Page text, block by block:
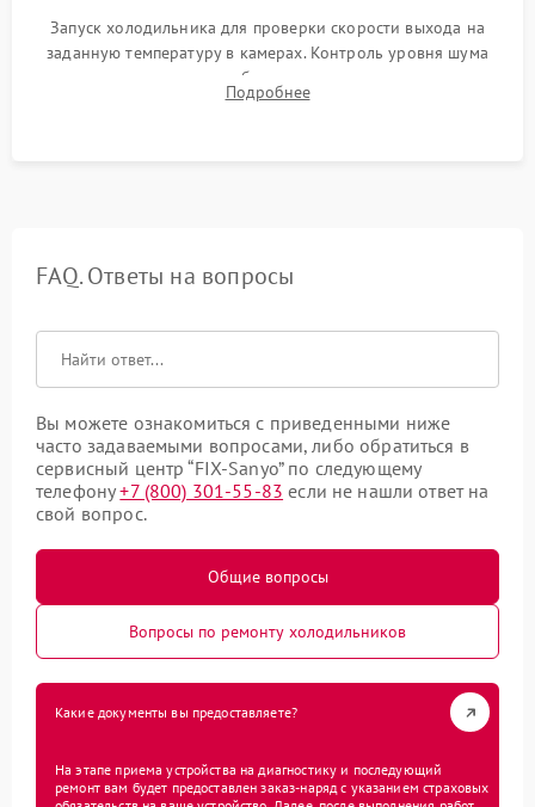
Запуск холодильника для проверки скорости выхода на
заданную температуру в камерах. Контроль уровня шума
компрессора, отсутствия обмерзания стенок и корректного
срабатывания системы автоматической оттайки.
Подробнее
FAQ. Ответы на вопросы
Вы можете ознакомиться с приведенными ниже
часто задаваемыми вопросами, либо обратиться в
сервисный центр “FIX-Sanyo” по следующему
телефону+7 (800) 301-55-83 если не нашли ответ на
свой вопрос.
Общие вопросы
Вопросы по ремонту холодильников
Какие документы вы предоставляете?
На этапе приема устройства на диагностику и последующий
ремонт вам будет предоставлен заказ-наряд с указанием страховых